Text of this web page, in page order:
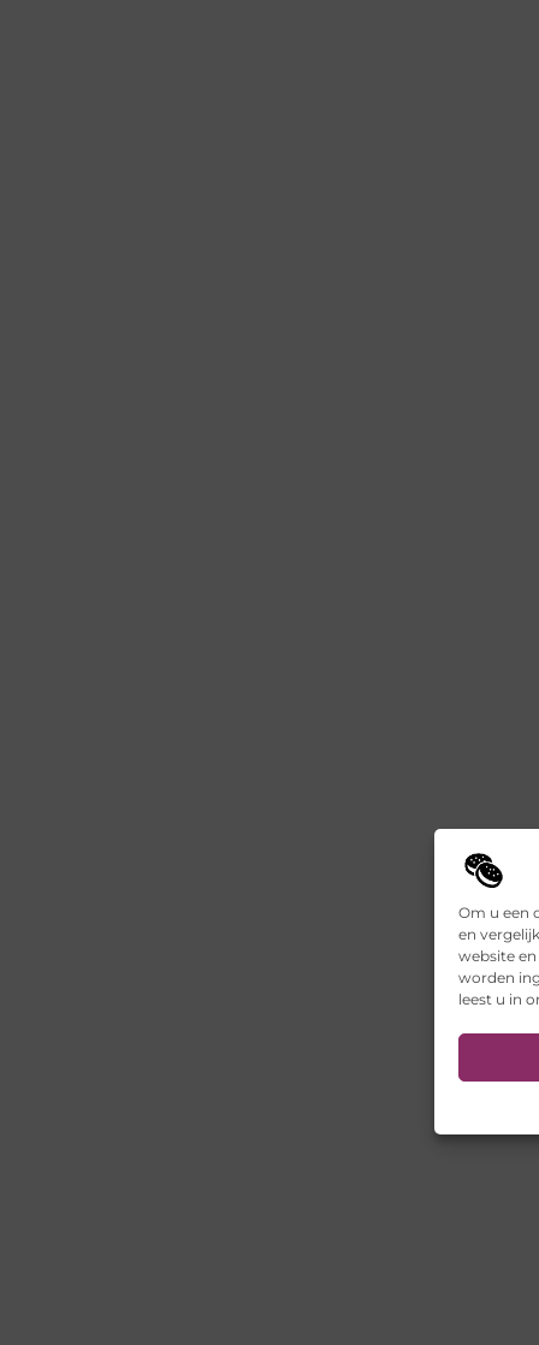
Om u een
en
website
worden
leest u in